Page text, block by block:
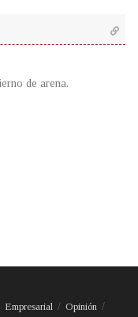
de arena.
Empresarial
Opinión